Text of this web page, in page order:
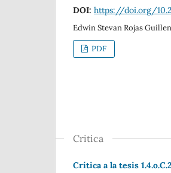
DOI: https://doi.org/
Edwin Stevan Rojas
PDF
Critica
Crítica a la tesis